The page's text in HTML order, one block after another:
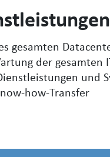
gesamten
der gesamten
und
how-Transfer